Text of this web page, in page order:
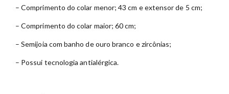
– Comprimento do colar menor; 43 cm e extensor de 5 cm;
– Comprimento do colar maior; 60 cm;
– Semijoia com banho de ouro branco e zircônias;
– Possui tecnologia antialérgica.